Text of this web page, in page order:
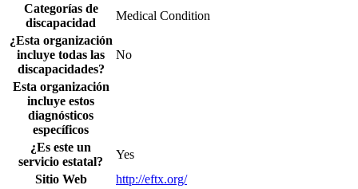
Categorías de
discapacidad
Medical Condition
¿Esta organización
incluye todas las
discapacidades?
No
Esta organización
incluye estos
diagnósticos
específicos
¿Es este un
servicio estatal?
Yes
Sitio Web
http://eftx.org/